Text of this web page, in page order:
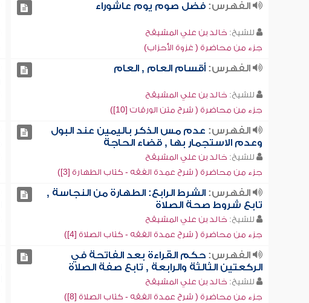
الفهرس:فضل صوم يوم عاشوراء
للشيخ: خالد بن علي المشيقح
جزء من محاضرة ( غزوة الأحزاب)
الفهرس:أقسام العام , العام
للشيخ: خالد بن علي المشيقح
جزء من محاضرة ( شرح متن الورقات [10])
الفهرس: عدم مس الذكر باليمين عند البول
وعدم الاستجمار بها , قضاء الحاجة
للشيخ: خالد بن علي المشيقح
جزء من محاضرة ( شرح عمدة الفقه - كتاب الطهارة [3])
الفهرس:الشرط الرابع: الطهارة من النجاسة ,
تابع شروط صحة الصلاة
للشيخ: خالد بن علي المشيقح
جزء من محاضرة ( شرح عمدة الفقه - كتاب الصلاة [4])
الفهرس:حكم القراءة بعد الفاتحة في
الركعتين الثالثة والرابعة , تابع صفة الصلاة
للشيخ: خالد بن علي المشيقح
جزء من محاضرة ( شرح عمدة الفقه - كتاب الصلاة [8])